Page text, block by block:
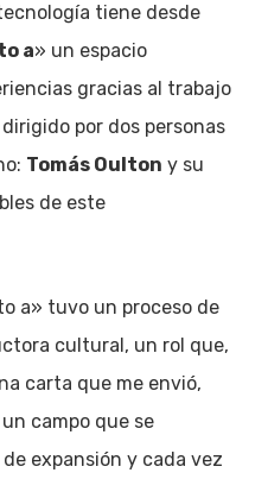
tiene desde
a» un espacio
gracias al trabajo
por dos personas
Tomás Oulton y su
de este
a» tuvo un proceso de
cultural, un rol que,
carta que me envió,
campo que se
expansión y cada vez